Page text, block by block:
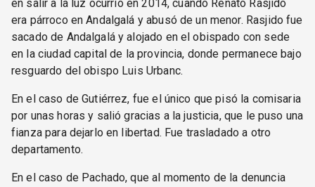
en salir a la luz ocurrió en 2014, cuando Renato Rasjido
era párroco en Andalgalá y abusó de un menor. Rasjido fue
sacado de Andalgalá y alojado en el obispado con sede
en la ciudad capital de la provincia, donde permanece bajo
resguardo del obispo Luis Urbanc.
En el caso de Gutiérrez, fue el único que pisó la comisaria
por unas horas y salió gracias a la justicia, que le puso una
fianza para dejarlo en libertad. Fue trasladado a otro
departamento.
En el caso de Pachado, que al momento de la denuncia